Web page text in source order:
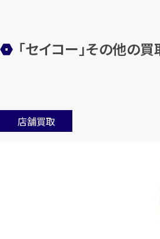
「セイコー」その他の
店舗買取